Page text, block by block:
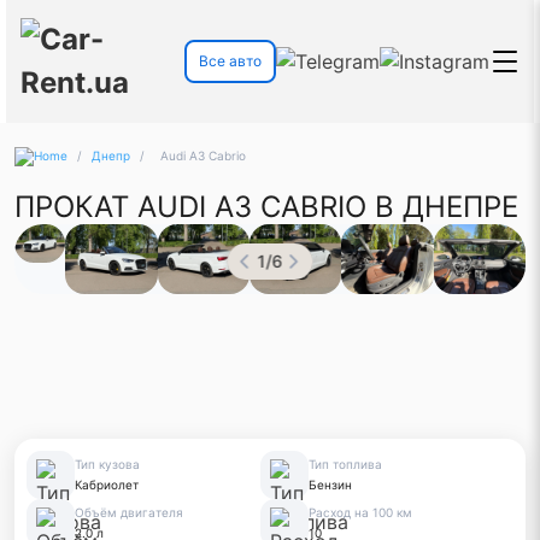
Все авто
/ Днепр / Audi A3 Cabrio
ПРОКАТ AUDI A3 CABRIO В ДНЕПРЕ
1/6
Тип кузова
Кабриолет
Тип топлива
Бензин
Объём двигателя
2.0 л
Расход на 100 км
10